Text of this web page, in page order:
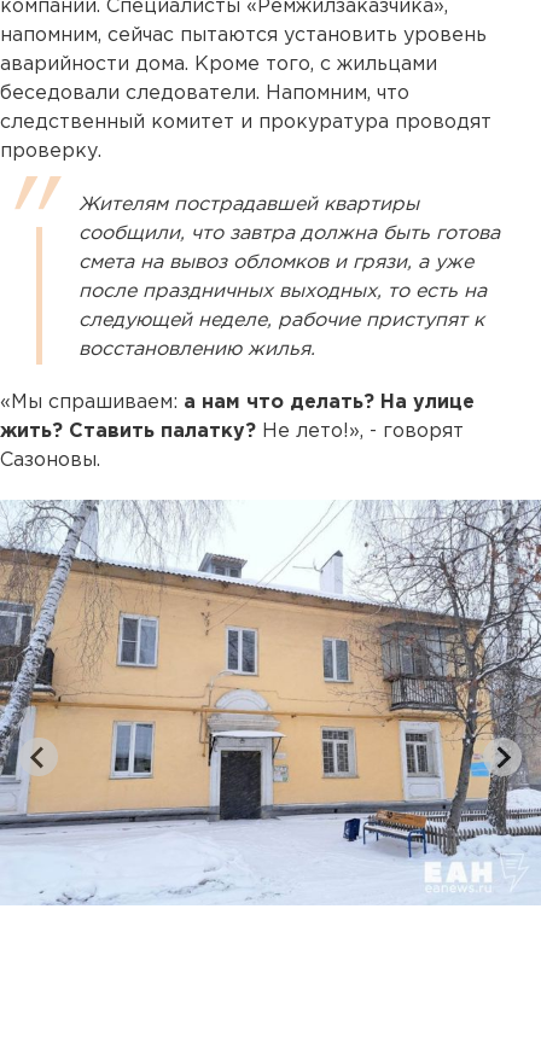
компании. Специалисты «Ремжилзаказчика»,
напомним, сейчас пытаются установить уровень
аварийности дома. Кроме того, с жильцами
беседовали следователи. Напомним, что
следственный комитет и прокуратура проводят
проверку.
Жителям пострадавшей квартиры
сообщили, что завтра должна быть готова
смета на вывоз обломков и грязи, а уже
после праздничных выходных, то есть на
следующей неделе, рабочие приступят к
восстановлению жилья.
«Мы спрашиваем: а нам что делать? На улице
жить? Ставить палатку? Не лето!», - говорят
Сазоновы.